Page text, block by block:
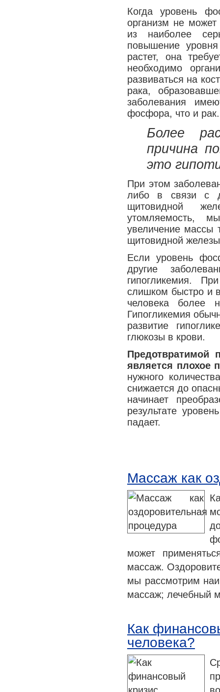
Когда уровень
организм не
из наиболее
повышение
растет, она
необходимо
развиваться на
рака,
заболевания
фосфора, что и рак.
Более
причина
это
При этом
либо в связи с
щитовидной
утомляемость,
увеличение массы
щитовидной
Если уровень
другие
гипогликемия.
слишком быстро и
человека более
Гипогликемия
развитие
глюкозы в крови.
Предотвратимой
является плохое
нужного
снижается до
начинает
результате
падает.
Массаж как
может
массаж.
мы рассмотрим
массаж; лечебный
Как
человека?